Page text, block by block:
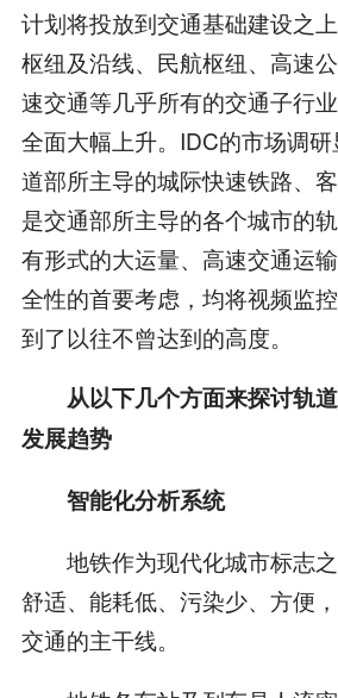
计划将投放到交通基础建设之
枢纽及沿线、民航枢纽、高速
速交通等几乎所有的交通子行
全面大幅上升。IDC的市场调
道部所主导的城际快速铁路、
是交通部所主导的各个城市的
有形式的大运量、高速交通运
全性的首要考虑，均将视频监
到了以往不曾达到的高度。
从以下几个方面来探讨轨
发展趋势
智能化分析系统
地铁作为现代化城市标志之
舒适、能耗低、污染少、方便
交通的主干线。